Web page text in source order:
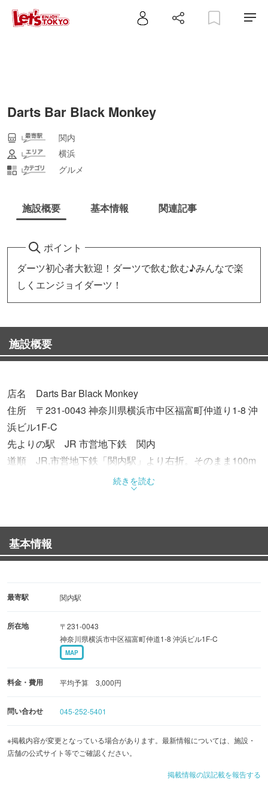
Darts Bar Black Monkey
関内
横浜
グルメ
施設概要 基本情報 関連記事
ポイント
ダーツ初心者大歓迎！ダーツで飲む飲む♪みんなで楽
しくエンジョイダーツ！
施設概要
店名 Darts Bar Black Monkey
住所 〒231-0043 神奈川県横浜市中区福富町仲道り1-8 沖
浜ビル1F-C
先よりの駅 JR 市営地下鉄 関内
道順 JR,市営地下鉄「関内駅」より右折。そのまま100m
直進。二つ目の十字路を越えて、海老寿司さんの隣
FAX 045-252-5401
定休日 日曜日
クレジットカード 利用不可
続きを読む
基本情報
最寄駅 関内駅
所在地
〒231-0043
神奈川県横浜市中区福富町仲道1-8 沖浜ビル1F-C
MAP
料金・費用 平均予算 3,000円
問い合わせ 045-252-5401
※掲載内容が変更となっている場合があります。最新情報については、施設・
店舗の公式サイト等でご確認ください。
掲載情報の誤記載を報告する